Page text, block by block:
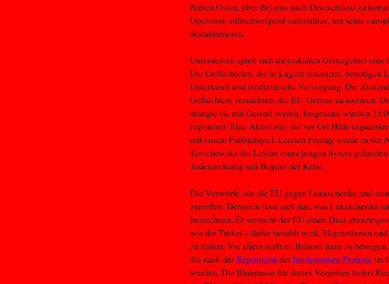
Nahen Osten, über Belarus nach Deutschland zu
Operation stillschweigend unterstütze, um seine
destabilisieren.
Unterdessen spielt sich im eiskalten Grenzgebiet eine
Die Geflüchteten, die in Lagern festsitzen, benötigen
Unterkunft und medizinische Versorgung. Die
Geflüchtete versuchten, die EU-Grenze zu stürmen.
drängte sie mit Gewalt zurück. Insgesamt wurden
registriert: Eine Aktivistin, die vor Ort Hilfe
mit einem Fußballspiel. Letzten Freitag wurde in der
Terechowska die Leiche eines jungen Syrers
Todesmeldung seit Beginn der Krise.
Die Vorwürfe, die die EU gegen Lukaschenko und
zutreffen. Dennoch lässt sich das, was Lukaschenko
bezeichnen. Er versucht der EU einen Deal
wie die Türkei – dafür bezahlt wird, Migrantinnen
zu halten. Vor allem hofft er, Brüssel dazu zu
die nach derRepressionderlandesweiten Protesteim
wurden. Die Blaupause für dieses Vorgehen liefert